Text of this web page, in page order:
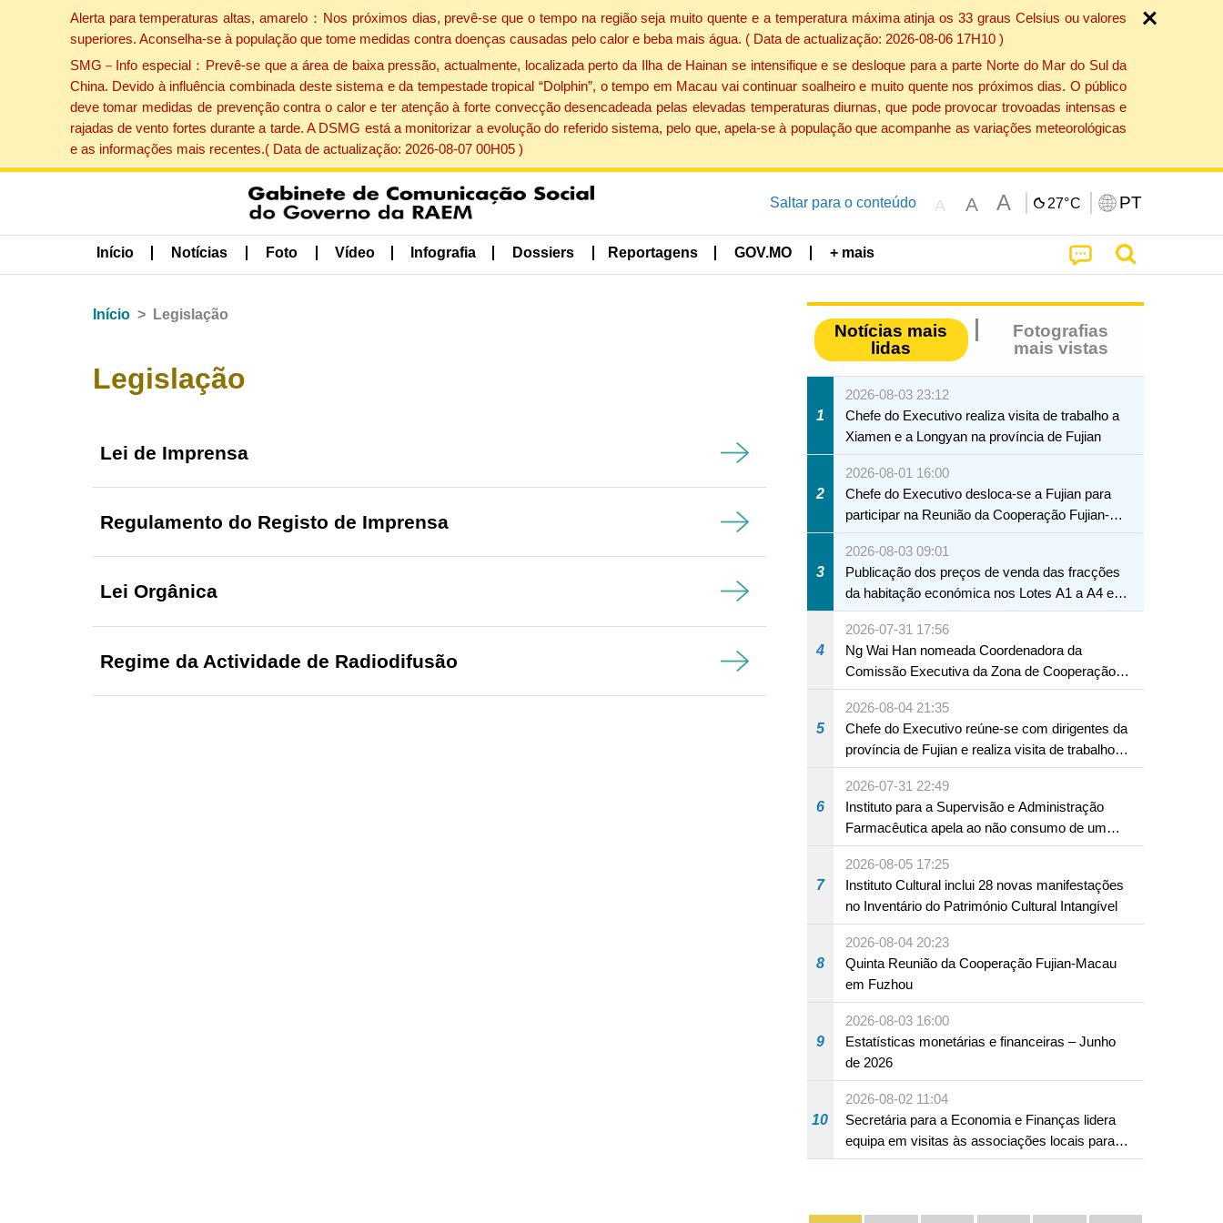
Alerta para temperaturas altas, amarelo：Nos próximos dias, prevê-se que o tempo na região seja muito quente e a temperatura máxima atinja os 33 graus Celsius ou valores
superiores. Aconselha-se à população que tome medidas contra doenças causadas pelo calor e beba mais água. ( Data de actualização: 2026-08-06 17H10 )
SMG－Info especial：Prevê-se que a área de baixa pressão, actualmente, localizada perto da Ilha de Hainan se intensifique e se desloque para a parte Norte do Mar do Sul da
China. Devido à influência combinada deste sistema e da tempestade tropical “Dolphin”, o tempo em Macau vai continuar soalheiro e muito quente nos próximos dias. O público
deve tomar medidas de prevenção contra o calor e ter atenção à forte convecção desencadeada pelas elevadas temperaturas diurnas, que pode provocar trovoadas intensas e
rajadas de vento fortes durante a tarde. A DSMG está a monitorizar a evolução do referido sistema, pelo que, apela-se à população que acompanhe as variações meteorológicas
e as informações mais recentes.( Data de actualização: 2026-08-07 00H05 )
Saltar para o conteúdo A A A 27°C PT
Início Notícias Foto Vídeo Infografia Dossiers Reportagens GOV.MO + mais
Início Legislação
Legislação
Lei de Imprensa
Regulamento do Registo de Imprensa
Lei Orgânica
Regime da Actividade de Radiodifusão
Notícias mais
lidas
Fotografias
mais vistas
1
2026-08-03 23:12
Chefe do Executivo realiza visita de trabalho a
Xiamen e a Longyan na província de Fujian
2
2026-08-01 16:00
Chefe do Executivo desloca-se a Fujian para
participar na Reunião da Cooperação Fujian-
Macau
3
2026-08-03 09:01
Publicação dos preços de venda das fracções
da habitação económica nos Lotes A1 a A4 e
A12 da Zona A dos Novos Aterros
4
2026-07-31 17:56
Ng Wai Han nomeada Coordenadora da
Comissão Executiva da Zona de Cooperação
Aprofundada entre Guangdong e Macau em
Hengqin
5
2026-08-04 21:35
Chefe do Executivo reúne-se com dirigentes da
província de Fujian e realiza visita de trabalho
em Fuzhou
6
2026-07-31 22:49
Instituto para a Supervisão e Administração
Farmacêutica apela ao não consumo de um
produto com substâncias medicamentosas
ocidentais
7
2026-08-05 17:25
Instituto Cultural inclui 28 novas manifestações
no Inventário do Património Cultural Intangível
8
2026-08-04 20:23
Quinta Reunião da Cooperação Fujian-Macau
em Fuzhou
9
2026-08-03 16:00
Estatísticas monetárias e financeiras – Junho
de 2026
10
2026-08-02 11:04
Secretária para a Economia e Finanças lidera
equipa em visitas às associações locais para
consolidar consensos e promover os trabalhos